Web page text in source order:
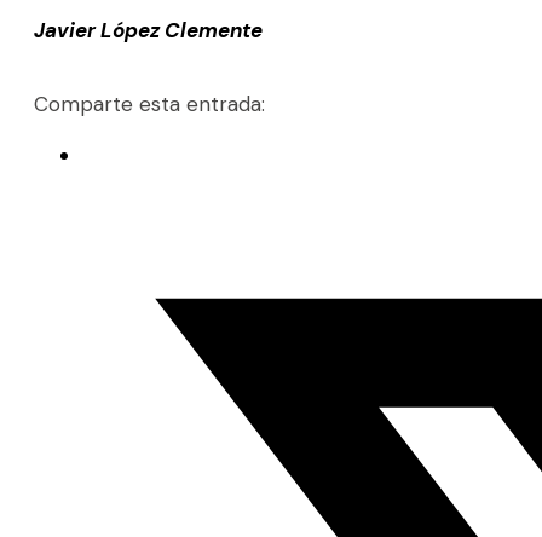
Javier López Clemente
Comparte esta entrada: